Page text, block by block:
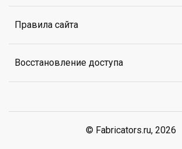
Правила сайта
Восстановление доступа
© Fabricators.ru, 2026